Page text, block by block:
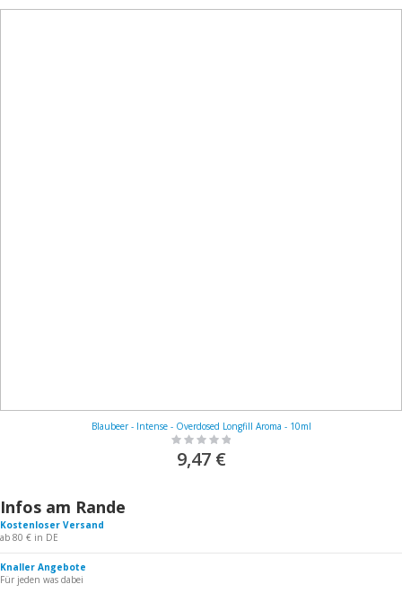
Blaubeer - Intense - Overdosed Longfill Aroma - 10ml
Rating:
0%
9,47 €
Infos am Rande
Kostenloser Versand
ab 80 € in DE
Knaller Angebote
Für jeden was dabei